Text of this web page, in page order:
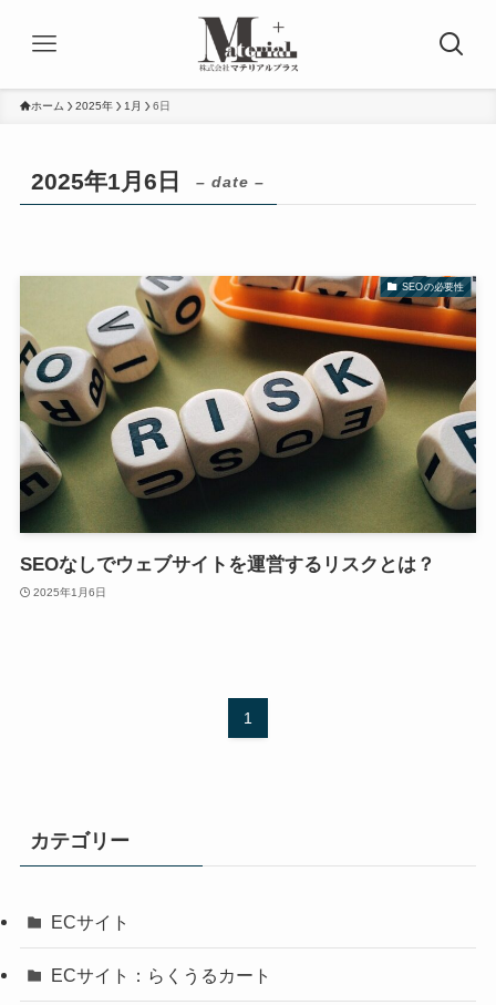
ホーム 2025年 1月 6日
2025年1月6日 – date –
SEOの必要性
SEOなしでウェブサイトを運営するリスクとは？
2025年1月6日
1
カテゴリー
ECサイト
ECサイト：らくうるカート